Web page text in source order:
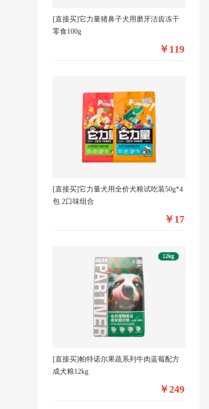
[直接买]它力量猪鼻子犬用磨牙洁齿冻干
零食100g
￥119
[直接买]它力量犬用全价犬粮试吃装50g*4
包 2口味组合
￥17
[直接买]帕特诺尔果蔬系列牛肉蓝莓配方
成犬粮12kg
￥249